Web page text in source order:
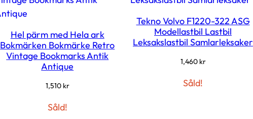
Hel pärm med Hela ark
Bokmärken Bokmärke Retro
Vintage Bookmarks Antik
Antique
1,510 kr
Såld!
Tekno Volvo F1220-322 ASG
Modellastbil Lastbil
Leksakslastbil Samlarleksaker
1,460 kr
Såld!